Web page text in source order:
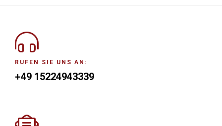
RUFEN SIE UNS AN:
+49 15224943339